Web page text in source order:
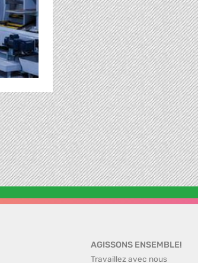
AGISSONS ENSEMBLE!
Travaillez avec nous